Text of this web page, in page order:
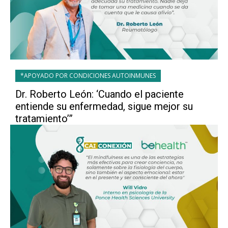
*APOYADO POR CONDICIONES AUTOINMUNES
Dr. Roberto León: ‘Cuando el paciente
entiende su enfermedad, sigue mejor su
tratamiento’”